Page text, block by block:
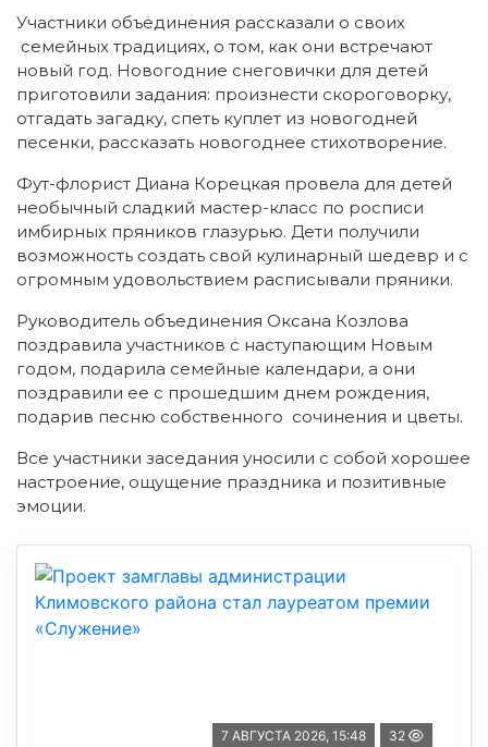
Участники объединения рассказали о своих
семейных традициях, о том, как они встречают
новый год. Новогодние снеговички для детей
приготовили задания: произнести скороговорку,
отгадать загадку, спеть куплет из новогодней
песенки, рассказать новогоднее стихотворение.
Фут-флорист Диана Корецкая провела для детей
необычный сладкий мастер-класс по росписи
имбирных пряников глазурью. Дети получили
возможность создать свой кулинарный шедевр и с
огромным удовольствием расписывали пряники.
Руководитель объединения Оксана Козлова
поздравила участников с наступающим Новым
годом, подарила семейные календари, а они
поздравили ее с прошедшим днем рождения,
подарив песню собственного сочинения и цветы.
Все участники заседания уносили с собой хорошее
настроение, ощущение праздника и позитивные
эмоции.
7 АВГУСТА 2026, 15:48 32